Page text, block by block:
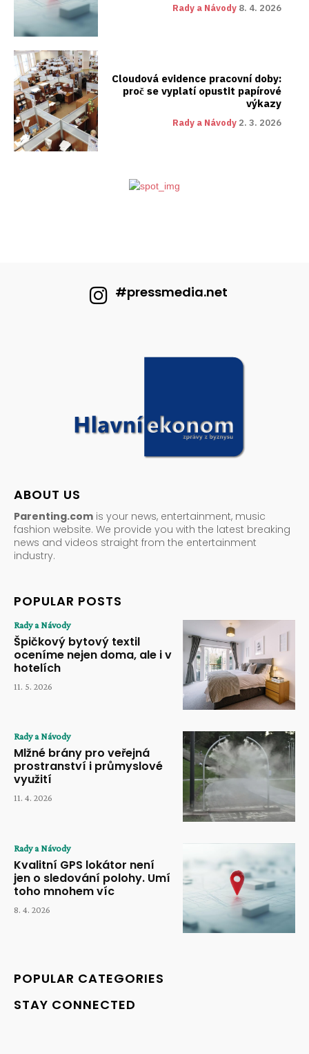
Rady a Návody 8. 4. 2026
Cloudová evidence pracovní doby:
proč se vyplatí opustit papírové
výkazy
Rady a Návody 2. 3. 2026
#pressmedia.net
ABOUT US
Parenting.com is your news, entertainment, music
fashion website. We provide you with the latest breaking
news and videos straight from the entertainment
industry.
POPULAR POSTS
Rady a Návody
Špičkový bytový textil
oceníme nejen doma, ale i v
hotelích
11. 5. 2026
Rady a Návody
Mlžné brány pro veřejná
prostranství i průmyslové
využití
11. 4. 2026
Rady a Návody
Kvalitní GPS lokátor není
jen o sledování polohy. Umí
toho mnohem víc
8. 4. 2026
POPULAR CATEGORIES
STAY CONNECTED